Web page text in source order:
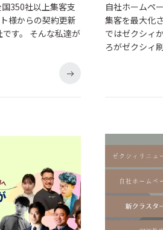
350社以上集客支
様からの契約更新
す。 そんな私達が
自社ホームペ
集客を最大化
ではゼクシィ
ろがゼクシィ